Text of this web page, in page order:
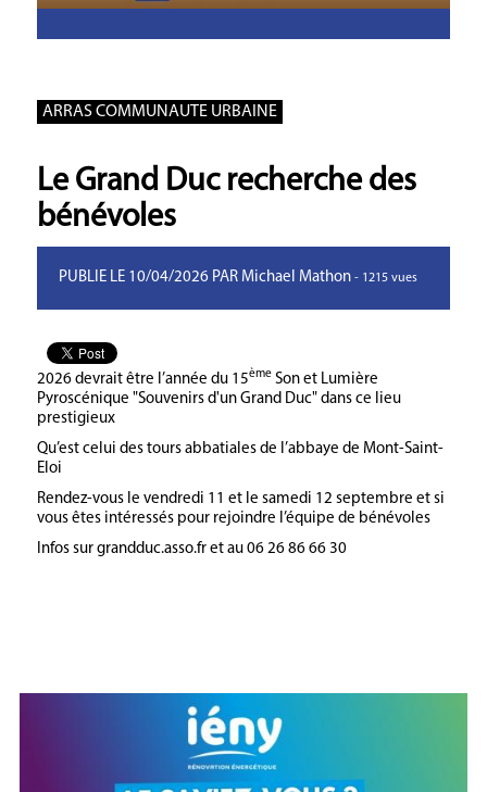
ARRAS COMMUNAUTE URBAINE
Le Grand Duc recherche des
bénévoles
PUBLIE LE 10/04/2026 PAR Michael Mathon - 1215 vues
2026 devrait être l’année du 15ème Son et Lumière
Pyroscénique "Souvenirs d'un Grand Duc" dans ce lieu
prestigieux
Qu’est celui des tours abbatiales de l’abbaye de Mont-Saint-
Eloi
Rendez-vous le vendredi 11 et le samedi 12 septembre et si
vous êtes intéressés pour rejoindre l’équipe de bénévoles
Infos sur grandduc.asso.fr et au 06 26 86 66 30